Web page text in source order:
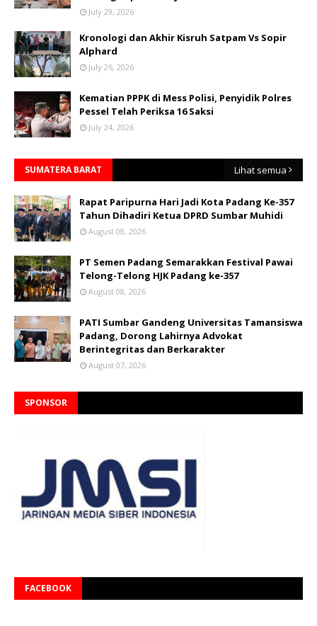
July 29, 2026
Kronologi dan Akhir Kisruh Satpam Vs Sopir
Alphard
July 26, 2026
Kematian PPPK di Mess Polisi, Penyidik Polres
Pessel Telah Periksa 16 Saksi
July 24, 2026
SUMATERA BARAT Lihat semua
Rapat Paripurna Hari Jadi Kota Padang Ke-357
Tahun Dihadiri Ketua DPRD Sumbar Muhidi
August 08, 2026
PT Semen Padang Semarakkan Festival Pawai
Telong-Telong HJK Padang ke-357
August 08, 2026
PATI Sumbar Gandeng Universitas Tamansiswa
Padang, Dorong Lahirnya Advokat
Berintegritas dan Berkarakter
August 07, 2026
SPONSOR
FACEBOOK